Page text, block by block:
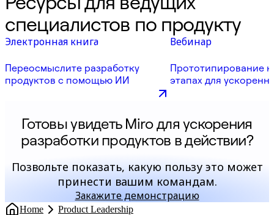
специалистов по продукту
Электронная книга
Переосмыслите разработку
продуктов с помощью ИИ
Вебинар
Прототипирование
этапах для
Готовы увидеть Miro для ускорения
разработки продуктов в действии?
Позвольте показать, какую пользу это может
принести вашим командам.
Закажите демонстрацию
Home Product Leadership